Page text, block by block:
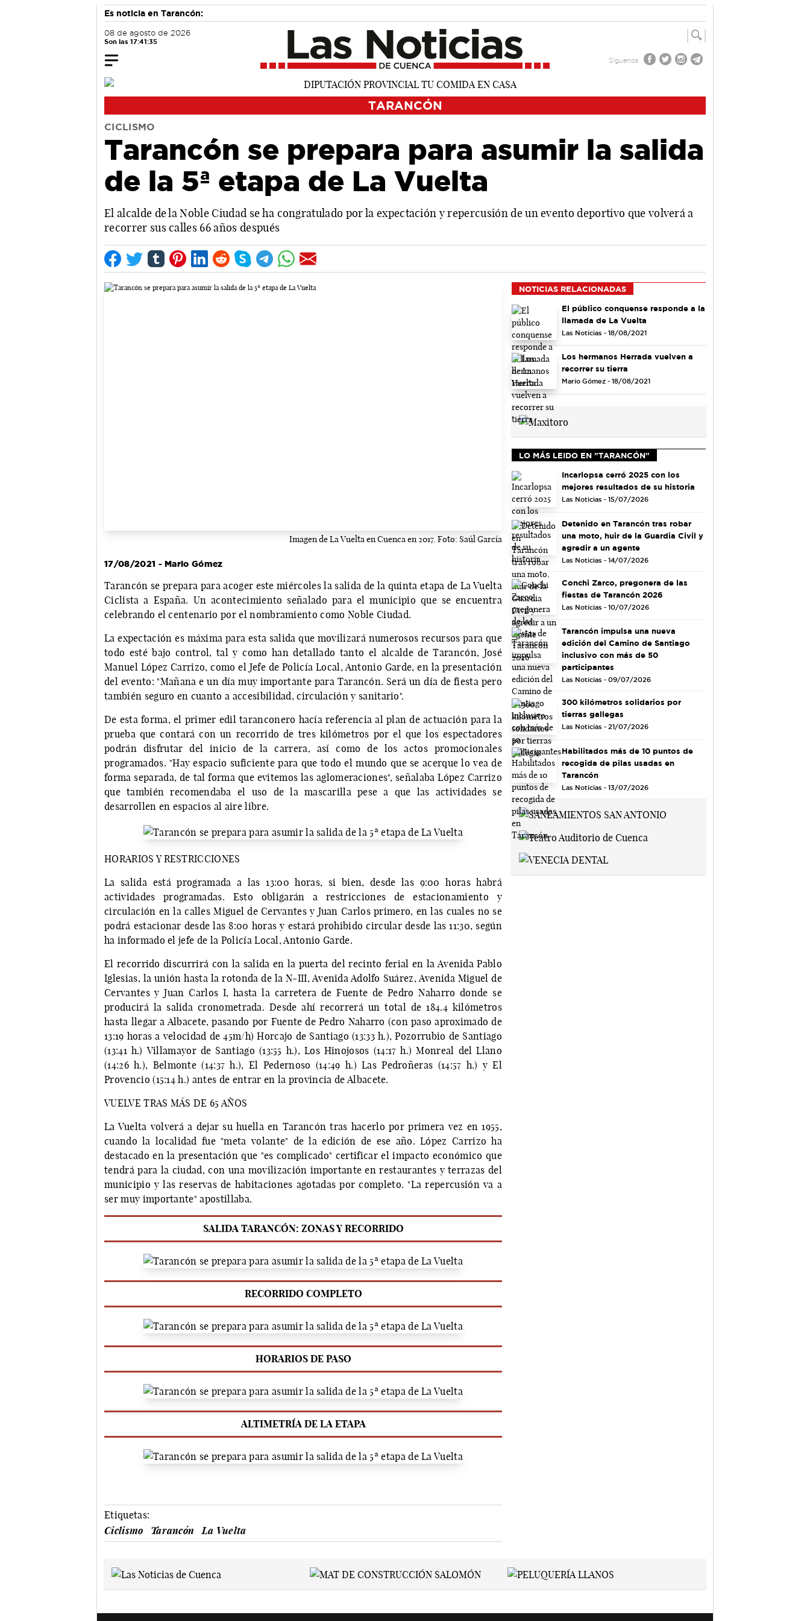
Es noticia en Tarancón:
08 de agosto de 2026
Son las 17:41:36
Síguenos
TARANCÓN
CICLISMO
Tarancón se prepara para asumir la salida
de la 5ª etapa de La Vuelta
El alcalde de la Noble Ciudad se ha congratulado por la expectación y repercusión de un evento deportivo que volverá a
recorrer sus calles 66 años después
Imagen de La Vuelta en Cuenca en 2017. Foto: Saúl García
17/08/2021 - Mario Gómez
Tarancón se prepara para acoger este miércoles la salida de la quinta etapa de La Vuelta
Ciclista a España. Un acontecimiento señalado para el municipio que se encuentra
celebrando el centenario por el nombramiento como Noble Ciudad.
La expectación es máxima para esta salida que movilizará numerosos recursos para que
todo esté bajo control, tal y como han detallado tanto el alcalde de Tarancón, José
Manuel López Carrizo, como el Jefe de Policía Local, Antonio Garde, en la presentación
del evento: "Mañana e un día muy importante para Tarancón. Será un día de fiesta pero
también seguro en cuanto a accesibilidad, circulación y sanitario".
De esta forma, el primer edil taranconero hacía referencia al plan de actuación para la
prueba que contará con un recorrido de tres kilómetros por el que los espectadores
podrán disfrutar del inicio de la carrera, así como de los actos promocionales
programados. "Hay espacio suficiente para que todo el mundo que se acerque lo vea de
forma separada, de tal forma que evitemos las aglomeraciones", señalaba López Carrizo
que también recomendaba el uso de la mascarilla pese a que las actividades se
desarrollen en espacios al aire libre.
HORARIOS Y RESTRICCIONES
La salida está programada a las 13:00 horas, si bien, desde las 9:00 horas habrá
actividades programadas. Esto obligarán a restricciones de estacionamiento y
circulación en la calles Miguel de Cervantes y Juan Carlos primero, en las cuales no se
podrá estacionar desde las 8:00 horas y estará prohibido circular desde las 11:30, según
ha informado el jefe de la Policía Local, Antonio Garde.
El recorrido discurrirá con la salida en la puerta del recinto ferial en la Avenida Pablo
Iglesias, la unión hasta la rotonda de la N-III, Avenida Adolfo Suárez, Avenida Miguel de
Cervantes y Juan Carlos I, hasta la carretera de Fuente de Pedro Naharro donde se
producirá la salida cronometrada. Desde ahí recorrerá un total de 184.4 kilómetros
hasta llegar a Albacete, pasando por Fuente de Pedro Naharro (con paso aproximado de
13:19 horas a velocidad de 45m/h) Horcajo de Santiago (13:33 h.), Pozorrubio de Santiago
(13:41 h.) Villamayor de Santiago (13:55 h.), Los Hinojosos (14:17 h.) Monreal del Llano
(14:26 h.), Belmonte (14:37 h.), El Pedernoso (14:49 h.) Las Pedroñeras (14:57 h.) y El
Provencio (15:14 h.) antes de entrar en la provincia de Albacete.
VUELVE TRAS MÁS DE 65 AÑOS
La Vuelta volverá a dejar su huella en Tarancón tras hacerlo por primera vez en 1955,
cuando la localidad fue "meta volante" de la edición de ese año. López Carrizo ha
destacado en la presentación que "es complicado" certificar el impacto económico que
tendrá para la ciudad, con una movilización importante en restaurantes y terrazas del
municipio y las reservas de habitaciones agotadas por completo. "La repercusión va a
ser muy importante" apostillaba.
SALIDA TARANCÓN: ZONAS Y RECORRIDO
RECORRIDO COMPLETO
HORARIOS DE PASO
ALTIMETRÍA DE LA ETAPA
Etiquetas:
Ciclismo
Tarancón La Vuelta
NOTICIAS RELACIONADAS
El público conquense responde a la
llamada de La Vuelta
Las Noticias - 18/08/2021
Los hermanos Herrada vuelven a
recorrer su tierra
Mario Gómez - 18/08/2021
LO MÁS LEIDO EN "TARANCÓN"
Incarlopsa cerró 2025 con los
mejores resultados de su historia
Las Noticias - 15/07/2026
Detenido en Tarancón tras robar
una moto, huir de la Guardia Civil y
agredir a un agente
Las Noticias - 14/07/2026
Conchi Zarco, pregonera de las
fiestas de Tarancón 2026
Las Noticias - 10/07/2026
Tarancón impulsa una nueva
edición del Camino de Santiago
inclusivo con más de 50
participantes
Las Noticias - 09/07/2026
300 kilómetros solidarios por
tierras gallegas
Las Noticias - 21/07/2026
Habilitados más de 10 puntos de
recogida de pilas usadas en
Tarancón
Las Noticias - 13/07/2026